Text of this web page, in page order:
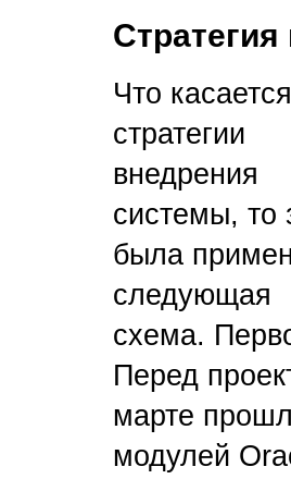
Что касается
стратегии
внедрения
системы, то
была
следующая
схема.
Перед
марте
модулей